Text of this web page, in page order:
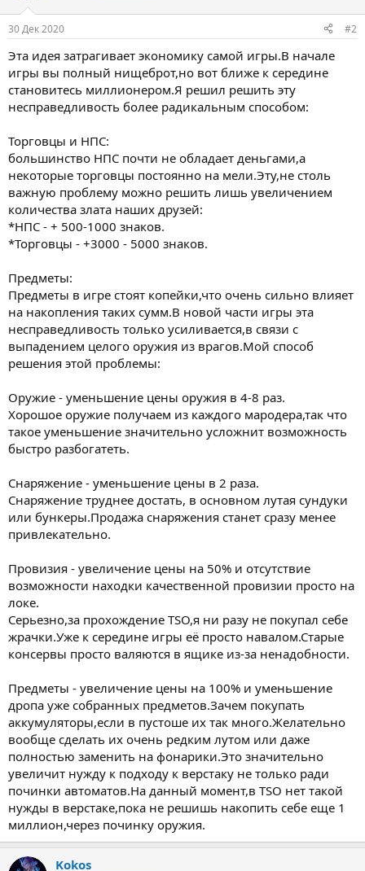
30 Дек 2020 #2
Эта идея затрагивает экономику самой игры.В начале
игры вы полный нищеброт,но вот ближе к середине
становитесь миллионером.Я решил решить эту
несправедливость более радикальным способом:
Торговцы и НПС:
большинство НПС почти не обладает деньгами,а
некоторые торговцы постоянно на мели.Эту,не столь
важную проблему можно решить лишь увеличением
количества злата наших друзей:
*НПС - + 500-1000 знаков.
*Торговцы - +3000 - 5000 знаков.
Предметы:
Предметы в игре стоят копейки,что очень сильно влияет
на накопления таких сумм.В новой части игры эта
несправедливость только усиливается,в связи с
выпадением целого оружия из врагов.Мой способ
решения этой проблемы:
Оружие - уменьшение цены оружия в 4-8 раз.
Хорошое оружие получаем из каждого мародера,так что
такое уменьшение значительно усложнит возможность
быстро разбогатеть.
Снаряжение - уменьшение цены в 2 раза.
Снаряжение труднее достать, в основном лутая сундуки
или бункеры.Продажа снаряжения станет сразу менее
привлекательно.
Провизия - увеличение цены на 50% и отсутствие
возможности находки качественной провизии просто на
локе.
Серьезно,за прохождение TSO,я ни разу не покупал себе
жрачки.Уже к середине игры её просто навалом.Старые
консервы просто валяются в ящике из-за ненадобности.
Предметы - увеличение цены на 100% и уменьшение
дропа уже собранных предметов.Зачем покупать
аккумуляторы,если в пустоше их так много.Желательно
вообще сделать их очень редким лутом или даже
полностью заменить на фонарики.Это значительно
увеличит нужду к подходу к верстаку не только ради
починки автоматов.На данный момент,в TSO нет такой
нужды в верстаке,пока не решишь накопить себе еще 1
миллион,через починку оружия.
Kokos